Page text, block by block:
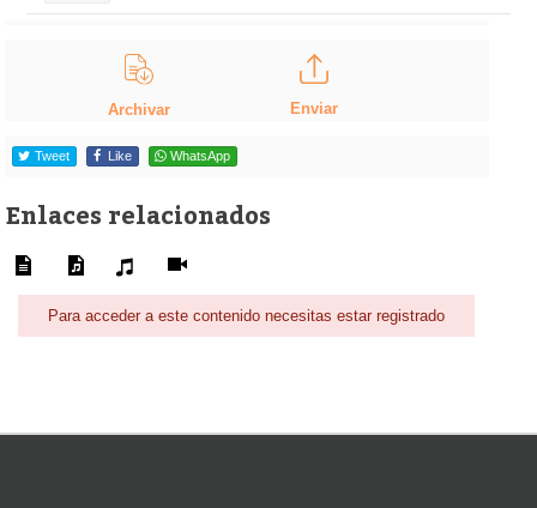
Archivar Enviar
Tweet Like WhatsApp
Enlaces relacionados
Para acceder a este contenido necesitas estar registrado